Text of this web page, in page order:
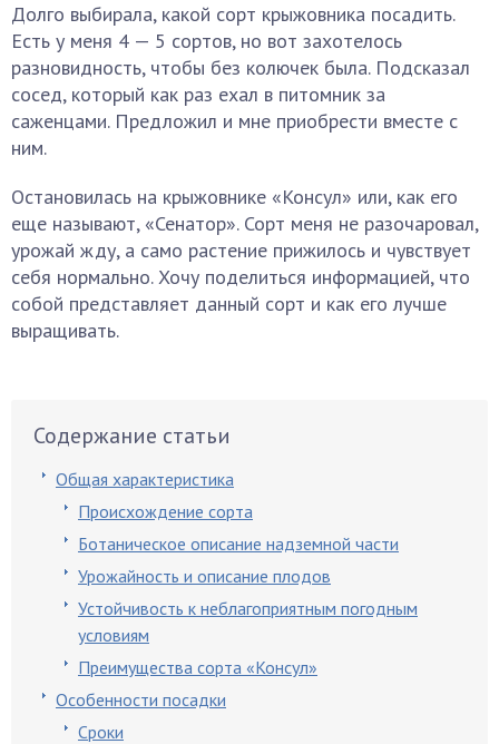
Долго выбирала, какой сорт крыжовника посадить.
Есть у меня 4 — 5 сортов, но вот захотелось
разновидность, чтобы без колючек была. Подсказал
сосед, который как раз ехал в питомник за
саженцами. Предложил и мне приобрести вместе с
ним.
Остановилась на крыжовнике «Консул» или, как его
еще называют, «Сенатор». Сорт меня не разочаровал,
урожай жду, а само растение прижилось и чувствует
себя нормально. Хочу поделиться информацией, что
собой представляет данный сорт и как его лучше
выращивать.
Содержание статьи
Общая характеристика
Происхождение сорта
Ботаническое описание надземной части
Урожайность и описание плодов
Устойчивость к неблагоприятным погодным
условиям
Преимущества сорта «Консул»
Особенности посадки
Сроки